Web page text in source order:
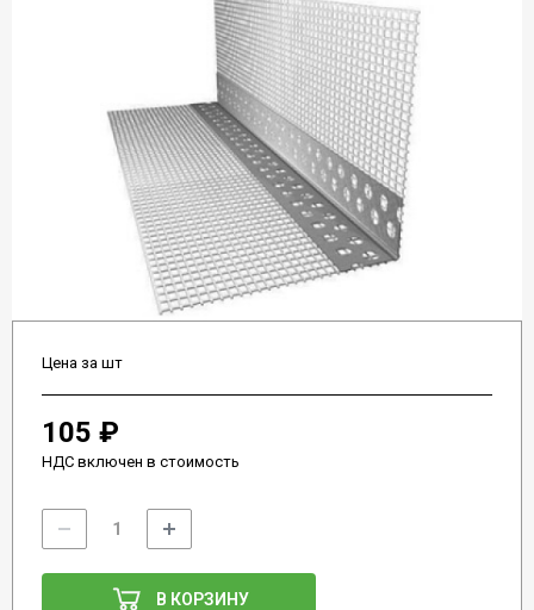
Цена за шт
105 ₽
НДС включен в стоимость
В КОРЗИНУ